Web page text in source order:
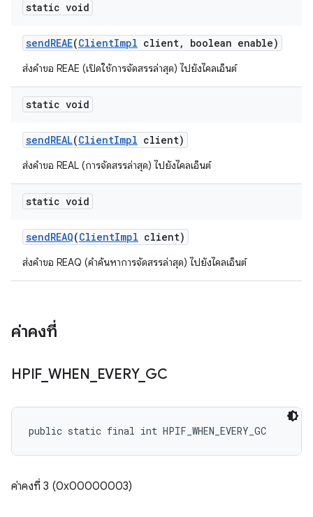
static void
sendREAE(ClientImpl client, boolean enable)
ส่งคำขอ REAE (เปิดใช้การจัดสรรล่าสุด) ไปยังไคลเอ็นต์
static void
sendREAL(ClientImpl client)
ส่งคำขอ REAL (การจัดสรรล่าสุด) ไปยังไคลเอ็นต์
static void
sendREAQ(ClientImpl client)
ส่งคำขอ REAQ (คำค้นหาการจัดสรรล่าสุด) ไปยังไคลเอ็นต์
ค่าคงที่
HPIF_ WHEN EVERY_ GC
public static final int HPIF_WHEN_EVERY_GC
ค่าคงที่ 3 (0x00000003)